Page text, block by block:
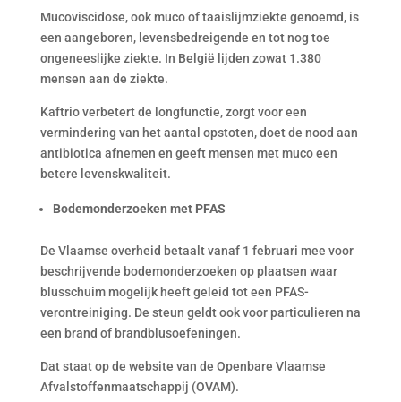
Mucoviscidose, ook muco of taaislijmziekte genoemd, is
een aangeboren, levensbedreigende en tot nog toe
ongeneeslijke ziekte. In België lijden zowat 1.380
mensen aan de ziekte.
Kaftrio verbetert de longfunctie, zorgt voor een
vermindering van het aantal opstoten, doet de nood aan
antibiotica afnemen en geeft mensen met muco een
betere levenskwaliteit.
Bodemonderzoeken met PFAS
De Vlaamse overheid betaalt vanaf 1 februari mee voor
beschrijvende bodemonderzoeken op plaatsen waar
blusschuim mogelijk heeft geleid tot een PFAS-
verontreiniging. De steun geldt ook voor particulieren na
een brand of brandblusoefeningen.
Dat staat op de website van de Openbare Vlaamse
Afvalstoffenmaatschappij (OVAM).